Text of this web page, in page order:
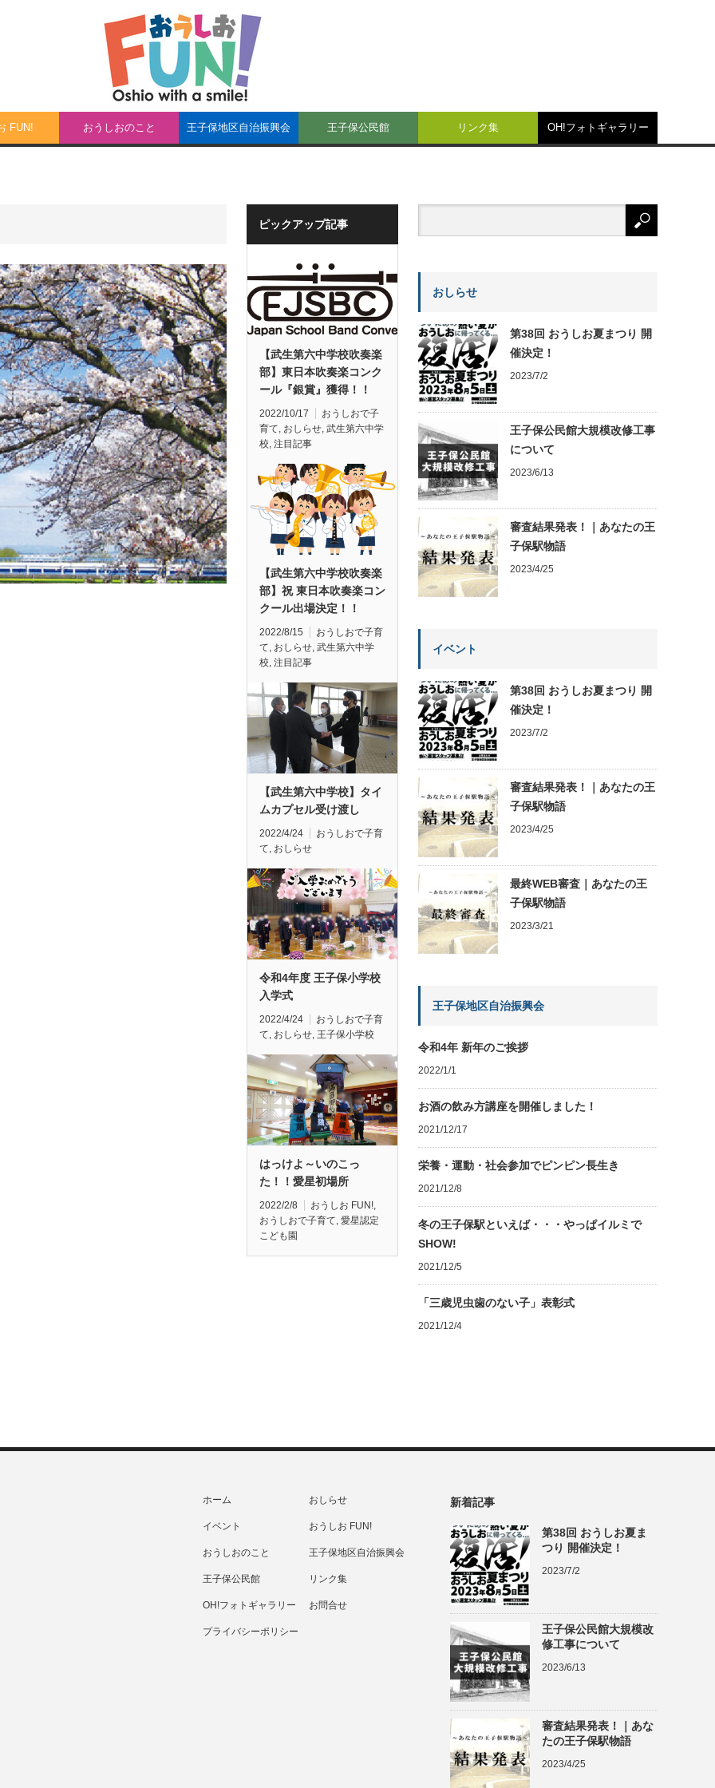
FUN! おうしおのこと 王子保地区自治振興会 王子保公民館 リンク集 OH!フォトギャラリー
ピックアップ記事
【武生第六中学校吹奏楽
部】東日本吹奏楽コンク
ール『銀賞』獲得！！
2022/10/17
おうしおで子
育て, おしらせ, 武生第六中学
校, 注目記事
【武生第六中学校吹奏楽
部】祝 東日本吹奏楽コン
クール出場決定！！
2022/8/15
おうしおで子育
て, おしらせ, 武生第六中学
校, 注目記事
【武生第六中学校】タイ
ムカプセル受け渡し
2022/4/24
おうしおで子育
て, おしらせ
令和4年度 王子保小学校
入学式
2022/4/24
おうしおで子育
て おしらせ 王子保小学校
はっけよ～いのこっ
た！！愛星初場所
2022/2/8 おうしお FUN!
おうしおで子育て 愛星認定
こども園
おしらせ
第38回 おうしお夏まつり 開
催決定！
2023/7/2
王子保公民館大規模改修工事
について
2023/6/13
審査結果発表！｜あなたの王
子保駅物語
2023/4/25
イベント
第38回 おうしお夏まつり 開
催決定！
2023/7/2
審査結果発表！｜あなたの王
子保駅物語
2023/4/25
最終WEB審査｜あなたの王
子保駅物語
2023/3/21
王子保地区自治振興会
令和4年 新年のご挨拶
2022/1/1
お酒の飲み方講座を開催しました！
2021/12/17
栄養・運動・社会参加でピンピン長生き
2021/12/8
冬の王子保駅といえば・・・やっぱイルミで
SHOW!
2021/12/5
「三歳児虫歯のない子」表彰式
2021/12/4
ホーム おしらせ
イベント おうしお FUN!
おうしおのこと 王子保地区自治振興会
王子保公民館 リンク集
OH!フォトギャラリー お問合せ
プライバシーポリシー
新着記事
第38回 おうしお夏ま
つり 開催決定！
2023/7/2
王子保公民館大規模改
修工事について
2023/6/13
審査結果発表！｜あな
たの王子保駅物語
2023/4/25